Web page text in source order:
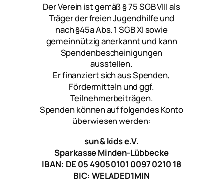
Der Verein ist gemäß § 75 SGB VIII als
Träger der freien Jugendhilfe und
nach §45a Abs. 1 SGB XI sowie
gemeinnützig anerkannt und kann
Spendenbescheinigungen
ausstellen.
Er finanziert sich aus Spenden,
Fördermitteln und ggf.
Teilnehmerbeiträgen.
Spenden können auf folgendes Konto
überwiesen werden:
sun & kids e.V.
Sparkasse Minden-Lübbecke
IBAN: DE 05 4905 0101 0097 0210 18
BIC: WELADED1MIN